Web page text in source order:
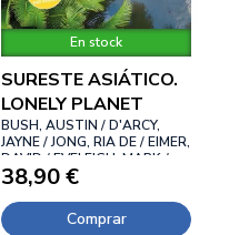
En stock
SURESTE ASIÁTICO.
LONELY PLANET
BUSH, AUSTIN / D'ARCY,
JAYNE / JONG, RIA DE / EIMER,
DAVID / EVELEIGH, MARK /
FERRARESE, MARCO /
GROSBERG, MICHAEL /
HARDING, PAUL / RAY, NICK /
REID,
38,90 €
Comprar